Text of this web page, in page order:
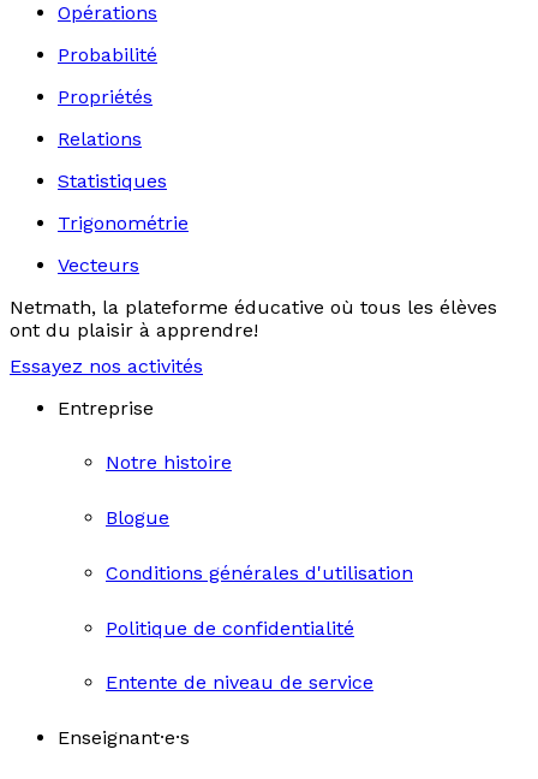
Opérations
Probabilité
Propriétés
Relations
Statistiques
Trigonométrie
Vecteurs
Netmath, la plateforme éducative où tous les élèves
ont du plaisir à apprendre!
Essayez nos activités
Entreprise
Notre histoire
Blogue
Conditions générales d'utilisation
Politique de confidentialité
Entente de niveau de service
Enseignant·e·s